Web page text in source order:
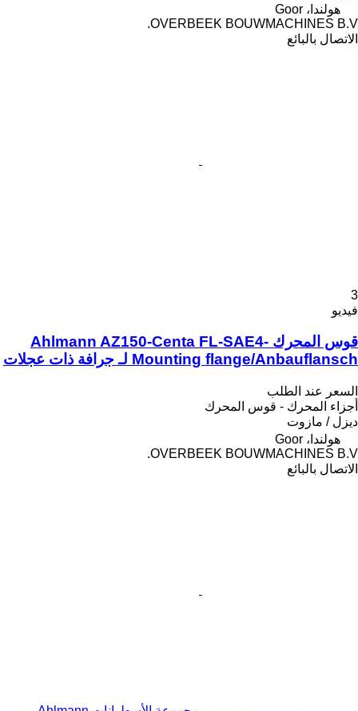
هولندا، Goor
OVERBEEK BOUWMACHINES B.V.
الاتصال بالبائع
3
فيديو
قوس المحرك Ahlmann AZ150-Centa FL-SAE4-
Mounting flange/Anbauflansch لـ جرافة ذات عجلات
السعر عند الطلب
أجزاء المحرك - قوس المحرك
ديزل / مازوت
هولندا، Goor
OVERBEEK BOUWMACHINES B.V.
الاتصال بالبائع